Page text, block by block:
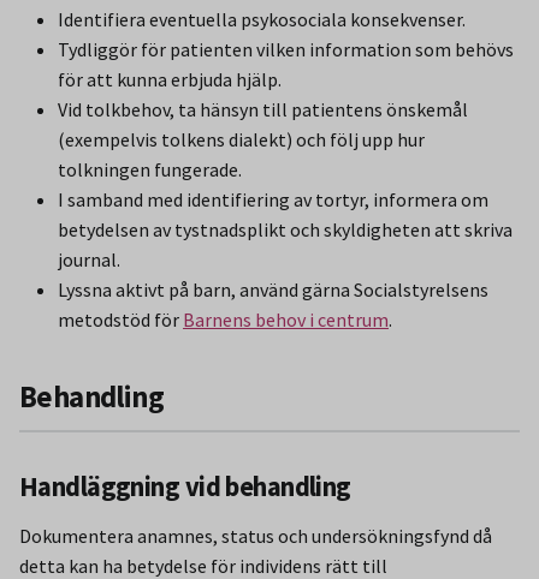
Identifiera eventuella psykosociala konsekvenser.
Tydliggör för patienten vilken information som behövs
för att kunna erbjuda hjälp.
Vid tolkbehov, ta hänsyn till patientens önskemål
(exempelvis tolkens dialekt) och följ upp hur
tolkningen fungerade.
I samband med identifiering av tortyr, informera om
betydelsen av tystnadsplikt och skyldigheten att skriva
journal.
Lyssna aktivt på barn, använd gärna Socialstyrelsens
metodstöd för Barnens behov i centrum.
Behandling
Handläggning vid behandling
Dokumentera anamnes, status och undersökningsfynd då
detta kan ha betydelse för individens rätt till